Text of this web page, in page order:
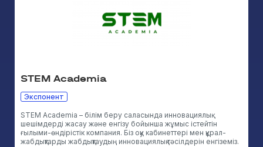
STEM Academia
Экспонент
STEM Academia – білім беру саласында инновациялық
шешімдерді жасау және енгізу бойынша жұмыс істейтін
ғылыми-өндірістік компания. Біз оқу кабинеттері мен құрал-
жабдықтарды жабдықтаудың инновациялық тәсілдерін енгіземіз.